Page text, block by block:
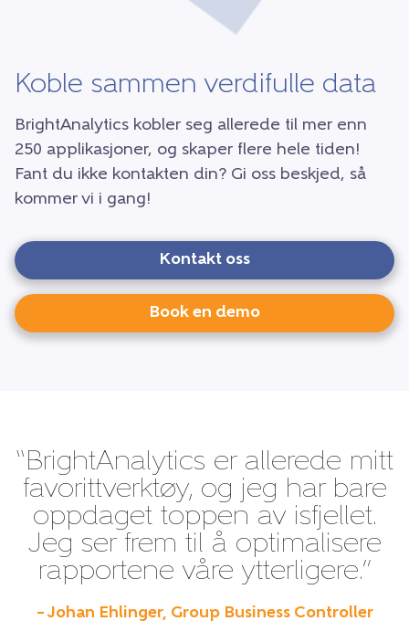
Koble sammen verdifulle data
BrightAnalytics kobler seg allerede til mer enn
250 applikasjoner, og skaper flere hele tiden!
Fant du ikke kontakten din? Gi oss beskjed, så
kommer vi i gang!
Kontakt oss
Book en demo
“BrightAnalytics er allerede mitt
favorittverktøy, og jeg har bare
oppdaget toppen av isfjellet.
Jeg ser frem til å optimalisere
rapportene våre ytterligere.”
– Johan Ehlinger, Group Business Controller